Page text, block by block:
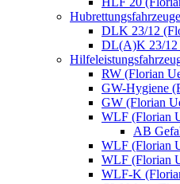
Hubrettungsfahrzeuge
DLK 23/12
DL(A)K 23/12
RW (Florian
GW-Hygiene
GW (Florian
WLF (Florian
AB
WLF (Florian
WLF (Florian
WLF-K